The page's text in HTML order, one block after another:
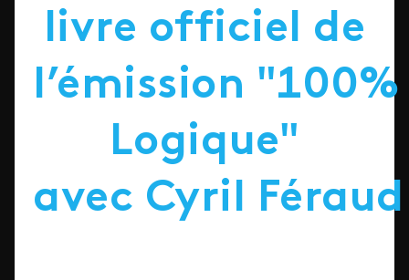
livre officiel de
l’émission "100%
Logique"
avec Cyril Féraud